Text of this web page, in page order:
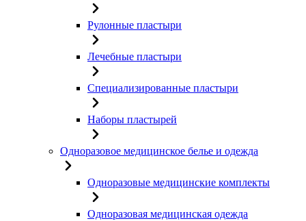
Рулонные пластыри
Лечебные пластыри
Специализированные пластыри
Наборы пластырей
Одноразовое медицинское белье и одежда
Одноразовые медицинские комплекты
Одноразовая медицинская одежда